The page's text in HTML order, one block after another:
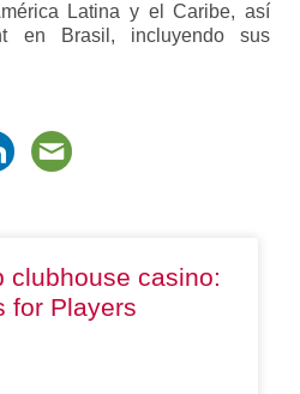
Latina y el Caribe, así
en Brasil, incluyendo sus
clubhouse casino:
for Players